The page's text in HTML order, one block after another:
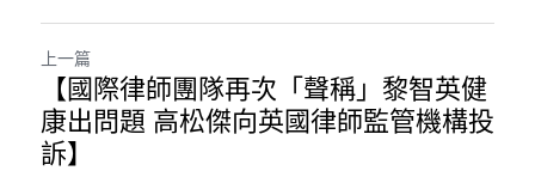
上一篇
【國際律師團隊再次「聲稱」黎智英健
康出問題 高松傑向英國律師監管機構投
訴】